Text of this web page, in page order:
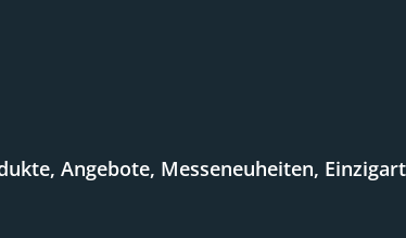
Angebote, Messeneuheiten,